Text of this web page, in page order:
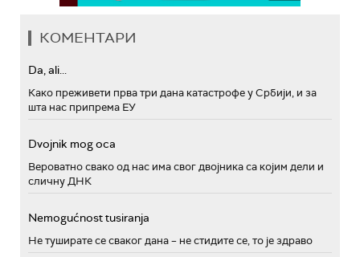
КОМЕНТАРИ
Da, ali...
Како преживети прва три дана катастрофе у Србији, и за
шта нас припрема ЕУ
Dvojnik mog oca
Вероватно свако од нас има свог двојника са којим дели и
сличну ДНК
Nemogućnost tusiranja
Не туширате се сваког дана – не стидите се, то је здраво